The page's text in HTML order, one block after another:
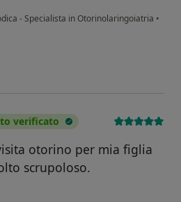
- Specialista in Otorinolaringoiatria •
verificato
otorino per mia figlia
scrupoloso.